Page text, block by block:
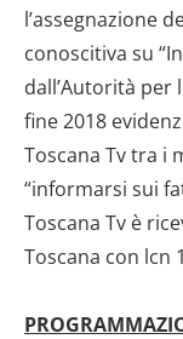
l’assegnazione
conoscitiva su
dall’Autorità per
fine 2018
Toscana Tv tra i
“informarsi sui
Toscana Tv è
Toscana con lcn